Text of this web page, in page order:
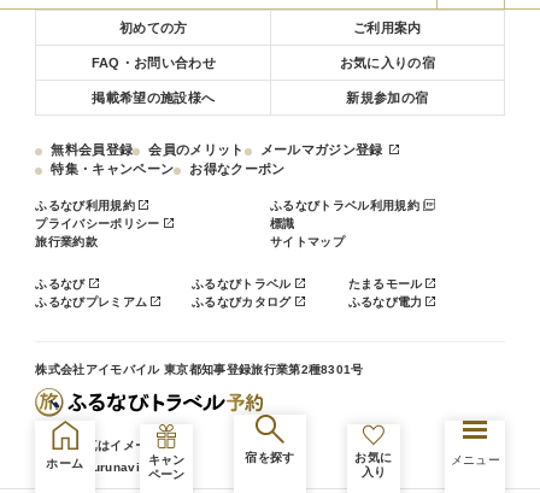
全16部屋6つのお部屋タイプをご用意しております
女将が厳選したお菓子・お漬物のお茶うけでまずはごゆっくりど
うぞ
■七草の湯のおもてなし
とができお子様連れにも好評です
・お土産処には女将が全国から厳選した和小物、信州の銘菓や地
・枕は蕎麦殻とテンピュールのものをご用意できます。数に限り
【お部屋食ご希望のお客様へ】
お一人様3，300円（税込）を別途現地にて頂戴いたします。
ご希望のお客様はご予約時に「部屋食希望」とご記載ください。
なお、ご宿泊人数によりお部屋食の対応ができない場合がござい
ますので、その場合にはご連絡差し上げます。
初めての方 ご利用案内
FAQ・お問い合わせ お気に入りの宿
掲載希望の施設様へ 新規参加の宿
無料会員登録 会員のメリット
メールマガジン登録
特集・キャンペーン
お得なクーポン
ふるなび利用規約
ふるなびトラベル利用規約
プライバシーポリシー
標識
旅行業約款
サイトマップ
ふるなび ふるなびトラベル
たまるモール
ふるなびプレミアム
ふるなびカタログ ふるなび電力
株式会社アイモバイル 東京都知事登録旅行業第2種8301号
※掲載写真はイメージです。
© travel.furunavi.jp
ホーム
キャン
ペーン
宿を探す
お気に
入り
メニュー